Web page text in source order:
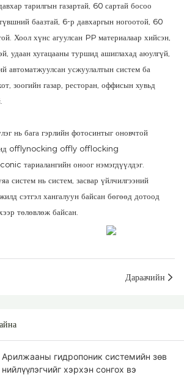
тарилгын газартай, 60 сартай босоо
баазтай, 6-р давхаргын ногоотой, 60
Хоол хүнс агуулсан PP материалаар хийсэн,
удаан хугацааны туршид ашиглахад аюулгүй,
автоматжуулсан усжуулалтын систем ба
зоогийн газар, ресторан, оффисын хувьд
нь бага гэрлийн фотосинтыг оновчтой
offlynocking offly offlocking
тариалангийн оноог нэмэгдүүлдэг.
систем нь систем, засвар үйлчилгээний
сэтгэл хангалуун байсан бөгөөд дотоод
төлөвлөж байсан.
Дараачийн
Арилжааны гидропоник системийн зөв
нийлүүлэгчийг хэрхэн сонгох вэ